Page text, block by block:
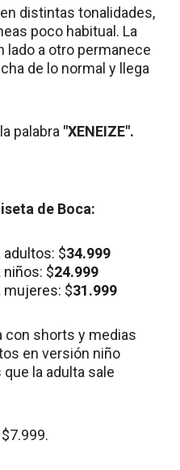
distintas tonalidades,
poco habitual. La
lado a otro permanece
de lo normal y llega
palabra "XENEIZE".
de Boca:
adultos: $34.999
niños: $24.999
mujeres: $31.999
con shorts y medias
en versión niño
la adulta sale